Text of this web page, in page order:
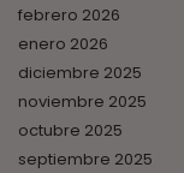
febrero 2026
enero 2026
diciembre 2025
noviembre 2025
octubre 2025
septiembre 2025